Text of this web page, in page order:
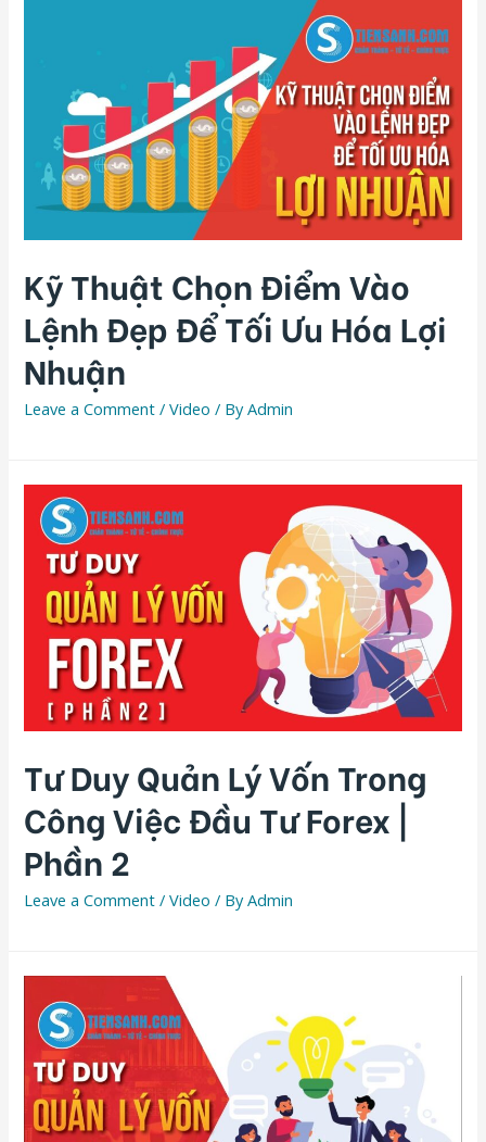
Kỹ Thuật Chọn Điểm Vào
Lệnh Đẹp Để Tối Ưu Hóa Lợi
Nhuận
Leave a Comment /Video / ByAdmin
Tư Duy Quản Lý Vốn Trong
Công Việc Đầu Tư Forex |
Phần 2
Leave a Comment /Video / ByAdmin